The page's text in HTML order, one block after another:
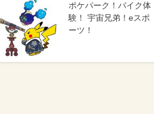
ポケパーク！バイク体
験！ 宇宙兄弟！eスポ
ーツ！